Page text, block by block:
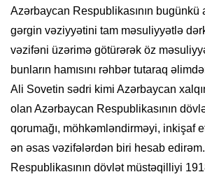
Azərbaycan Respublikasının bugünkü
gərgin vəziyyətini tam məsuliyyətlə
vəzifəni üzərimə götürərək öz
bunların hamısını rəhbər tutaraq
Ali Sovetin sədri kimi Azərbaycan
olan Azərbaycan Respublikasının
qorumağı, möhkəmləndirməyi, inkişaf
ən əsas vəzifələrdən biri hesab
Respublikasının dövlət müstəqilliyi